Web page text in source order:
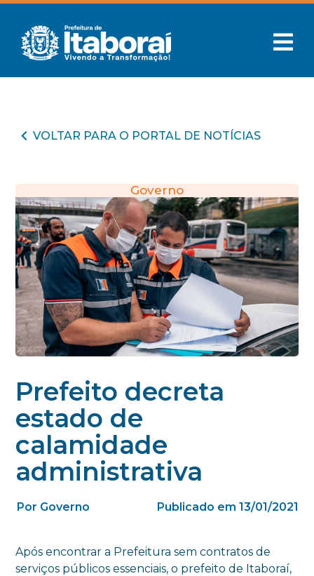
VOLTAR PARA O PORTAL DE NOTÍCIAS
Governo
Prefeito decreta
estado de
calamidade
administrativa
Por Governo Publicado em 13/01/2021
Após encontrar a Prefeitura sem contratos de
serviços públicos essenciais, o prefeito de Itaboraí,